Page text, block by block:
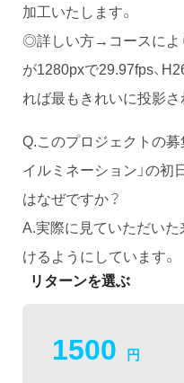
加工いたします。
◎詳しい方→コースによ
が1280pxで29.97fps、
れば最もきれいに投影さ
Q.このプロジェクトの
イルミネーション」の
はなぜですか？
A.実際に見ていただい
けるようにしています。
リターンを選ぶ
1500 円